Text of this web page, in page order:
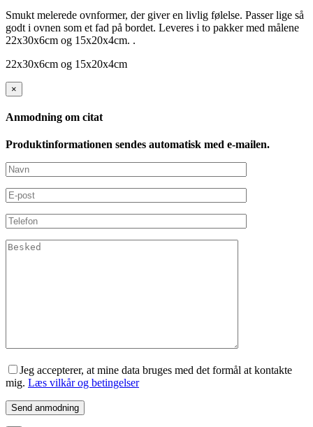
Smukt melerede ovnformer, der giver en livlig følelse. Passer lige så
godt i ovnen som et fad på bordet. Leveres i to pakker med målene
22x30x6cm og 15x20x4cm. .
22x30x6cm og 15x20x4cm
×
Anmodning om citat
Produktinformationen sendes automatisk med e-mailen.
Jeg accepterer, at mine data bruges med det formål at kontakte
mig. Læs vilkår og betingelser